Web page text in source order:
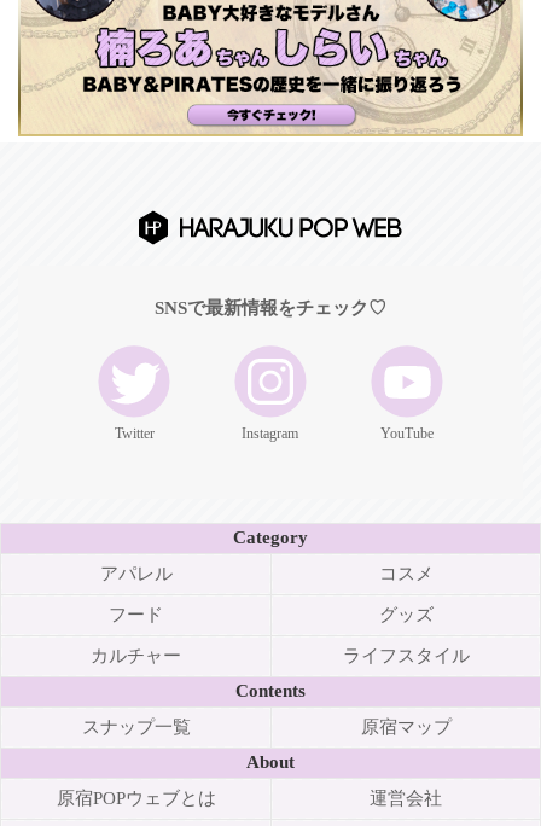
SNSで最新情報をチェック♡
Twitter Instagram YouTube
Category
アパレル
コスメ
フード グッズ
カルチャー
ライフスタイル
Contents
スナップ一覧
原宿マップ
About
原宿POPウェブとは
運営会社